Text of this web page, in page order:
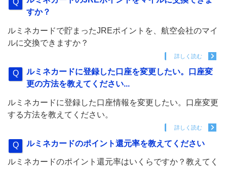
すか？
ルミネカードで貯まったJREポイントを、航空会社のマイ
ルに交換できますか？
詳しく読む
ルミネカードに登録した口座を変更したい。口座変
更の方法を教えてください...
ルミネカードに登録した口座情報を変更したい。口座変更
する方法を教えてください。
詳しく読む
ルミネカードのポイント還元率を教えてください
ルミネカードのポイント還元率はいくらですか？教えてく